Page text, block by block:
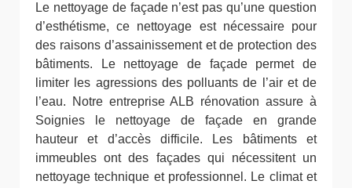
Le nettoyage de façade n’est pas qu’une question
d’esthétisme, ce nettoyage est nécessaire pour
des raisons d’assainissement et de protection des
bâtiments. Le nettoyage de façade permet de
limiter les agressions des polluants de l’air et de
l’eau. Notre entreprise ALB rénovation assure à
Soignies le nettoyage de façade en grande
hauteur et d’accès difficile. Les bâtiments et
immeubles ont des façades qui nécessitent un
nettoyage technique et professionnel. Le climat et